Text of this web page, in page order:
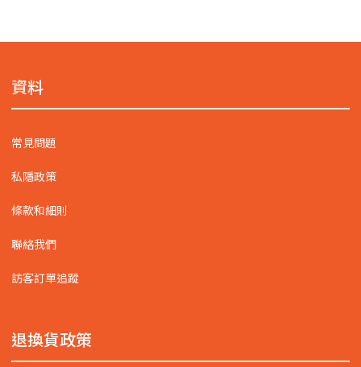
資料
常見問題
私隱政策
條款和細則
聯絡我們
訪客訂單追蹤
退換貨政策